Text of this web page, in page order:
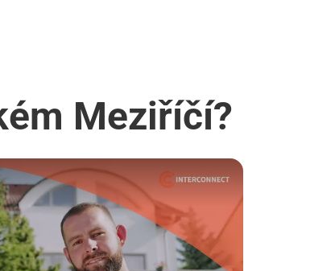
Meziříčí?